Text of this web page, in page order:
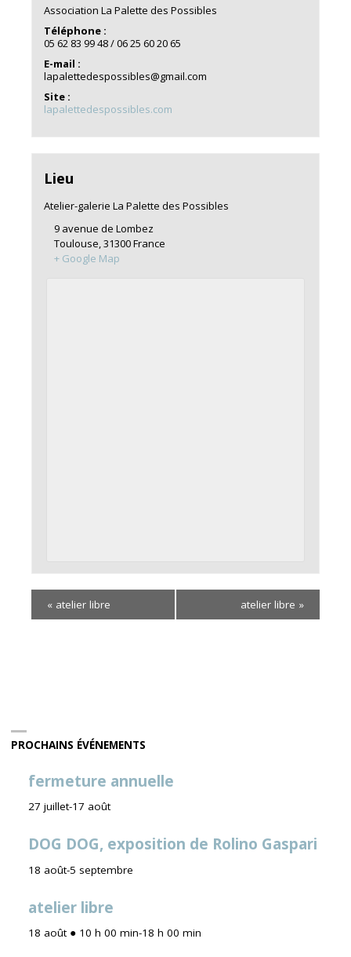
Association La Palette des Possibles
Téléphone :
05 62 83 99 48 / 06 25 60 20 65
E-mail :
lapalettedespossibles@gmail.com
Site :
lapalettedespossibles.com
Lieu
Atelier-galerie La Palette des Possibles
9 avenue de Lombez
Toulouse,31300France
+ Google Map
« atelier libre atelier libre »
PROCHAINS ÉVÉNEMENTS
fermeture annuelle
27 juillet-17 août
DOG DOG, exposition de Rolino Gaspari
18 août-5 septembre
atelier libre
18 août ● 10 h 00 min-18 h 00 min